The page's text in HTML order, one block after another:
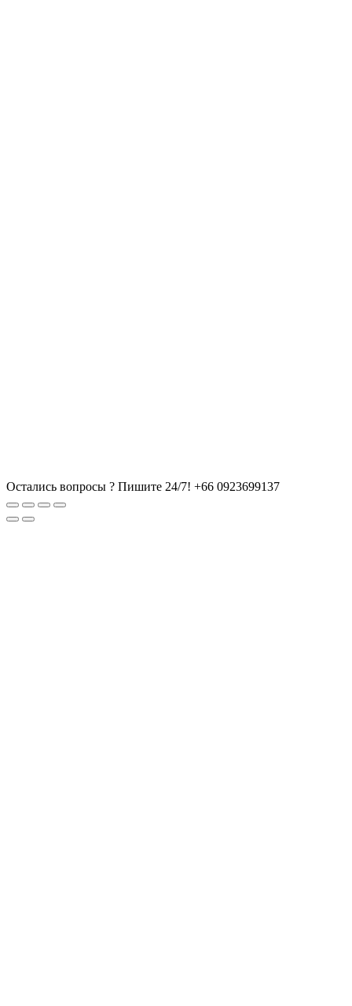
Остались вопросы ? Пишите 24/7! +66 0923699137